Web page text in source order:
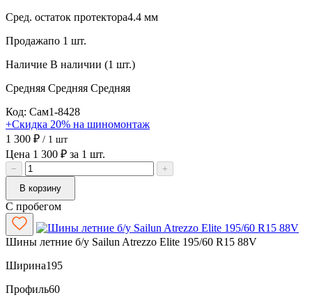
Сред. остаток протектора4.4 мм
Продажапо 1 шт.
Наличие В наличии (1 шт.)
Средняя Средняя Средняя
Код: Сам1-8428
+Скидка 20% на шиномонтаж
1 300 ₽ / 1 шт
Цена 1 300 ₽ за 1 шт.
−
+
В корзину
С пробегом
Шины летние б/у Sailun Atrezzo Elite 195/60 R15 88V
Ширина195
Профиль60